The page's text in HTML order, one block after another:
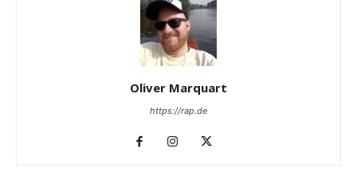
Oliver Marquart
https://rap.de